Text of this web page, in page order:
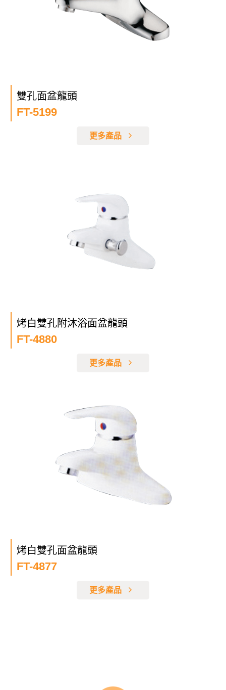
雙孔面盆龍頭
FT-5199
更多產品
烤白雙孔附沐浴面盆龍頭
FT-4880
更多產品
烤白雙孔面盆龍頭
FT-4877
更多產品